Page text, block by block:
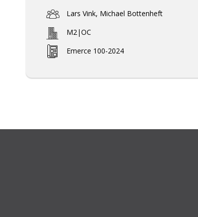
Lars Vink, Michael Bottenheft
M2|OC
Emerce 100-2024